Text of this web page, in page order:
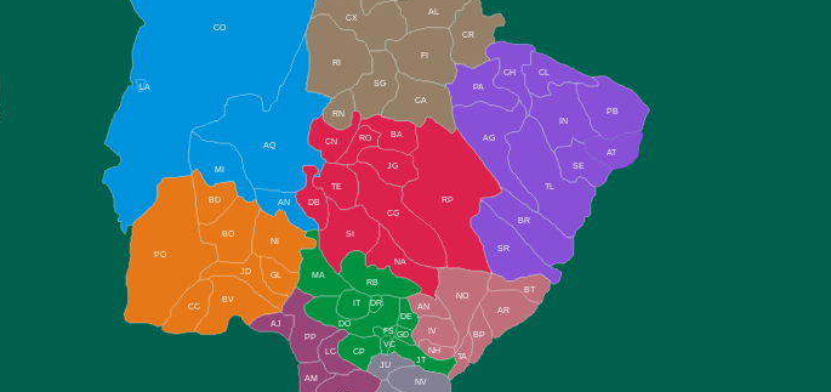
CO
AQ
MI
AN
CX
RI
AL
CR
FI
SG
BA
CA
PA
CH CL
PB
SE
TL
AG
BR
SR
BT
AR
RP
RO
JG
CG
SI
NA
TA
NH
JT
RB
MA
IT
DR
DO
CP
JU
NV
BD
BO
NI
JD
PO
BV
CC
PP
AJ
LC
AM
DB
TE
IN
NO
BP
RN
CN
GL
AN
IV
FS
VC
GD
DE
AT
LA